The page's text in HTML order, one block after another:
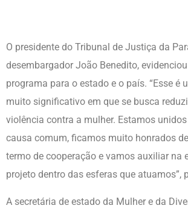
O presidente do Tribunal de Justiça da
desembargador João Benedito,
programa para o estado e o país. “Esse é
muito significativo em que se busca
violência contra a mulher. Estamos
causa comum, ficamos muito honrados
termo de cooperação e vamos auxiliar na
projeto dentro das esferas que atuamos”,
A secretária de estado da Mulher e da